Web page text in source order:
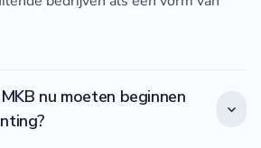
nu moeten beginnen